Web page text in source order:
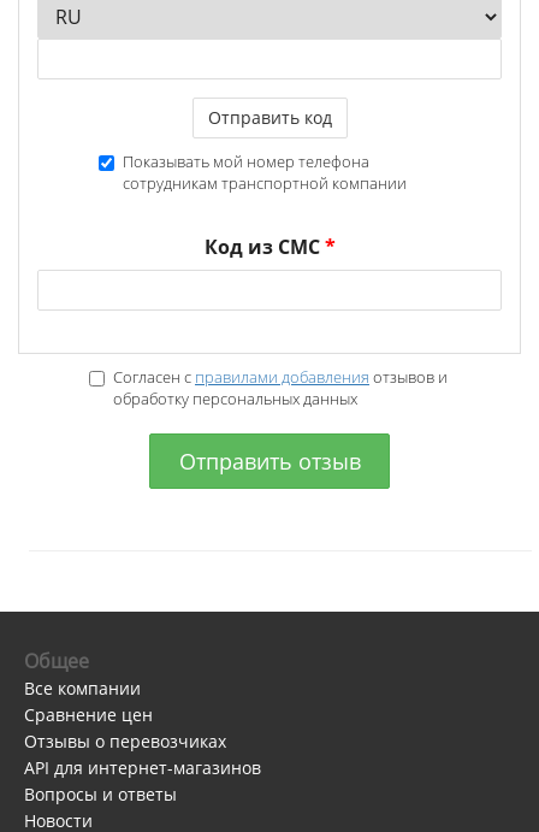
Отправить код
Показывать мой номер телефона
сотрудникам транспортной компании
Код из СМС*
Согласен с правилами добавления отзывов и
обработку персональных данных
Отправить отзыв
Общее
Все компании
Сравнение цен
Отзывы о перевозчиках
API для интернет-магазинов
Вопросы и ответы
Новости